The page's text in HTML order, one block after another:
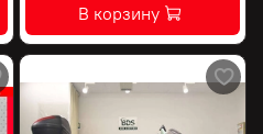
В корзину